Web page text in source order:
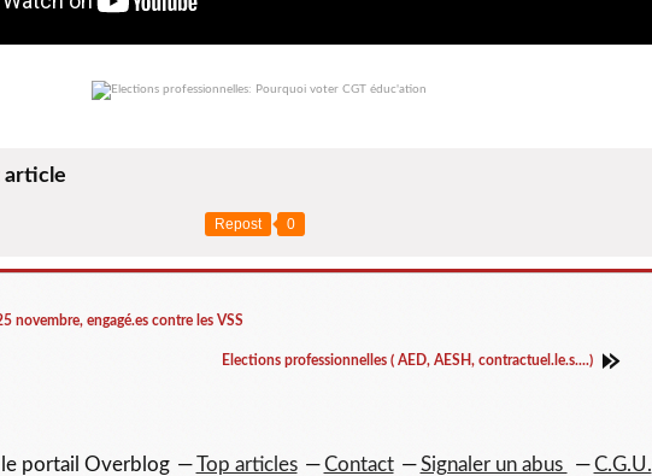
article
Repost 0
novembre, engagé.es contre les VSS
Elections professionnelles ( AED, AESH, contractuel.le.s....)
le portail Overblog Top articles Contact Signaler un abus C.G.U.